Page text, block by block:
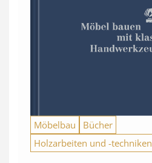
Möbelbau
Bücher
Holzarbeiten und -techniken